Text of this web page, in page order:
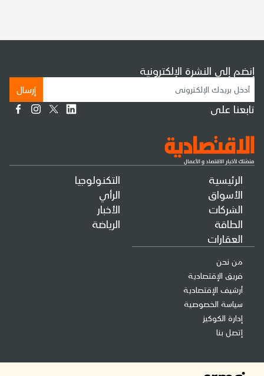
الرئيسية
الأسواق
الشركات
الطاقة
العقارات
التكنولوجيا
الرأي
الأخبار
الرياضة
من نحن
فريق الإقتصادية
أرشيف الإقتصادية
سياسة الخصوصية
إدارة الكوكيز
إتصل بنا
إنضم إلى النشرة الإلكترونية
إرسال
تابعنا على